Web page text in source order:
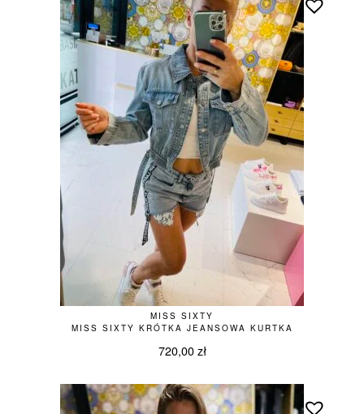
MISS SIXTY
MISS SIXTY KRÓTKA JEANSOWA KURTKA
720,00 zł